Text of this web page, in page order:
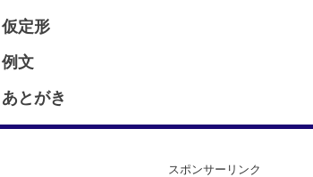
仮定形
例文
あとがき
スポンサーリンク